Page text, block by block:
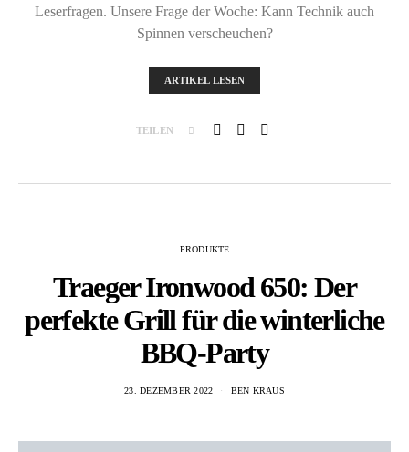
Leserfragen. Unsere Frage der Woche: Kann Technik auch
Spinnen verscheuchen?
ARTIKEL LESEN
TEILEN
PRODUKTE
Traeger Ironwood 650: Der
perfekte Grill für die winterliche
BBQ-Party
23. DEZEMBER 2022 BEN KRAUS